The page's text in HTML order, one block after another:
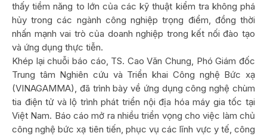
thấy tiềm năng to lớn của các kỹ thuật kiểm tra không phá
hủy trong các ngành công nghiệp trọng điểm, đồng thời
nhấn mạnh vai trò của doanh nghiệp trong kết nối đào tạo
và ứng dụng thực tiễn.
Khép lại chuỗi báo cáo, TS. Cao Văn Chung, Phó Giám đốc
Trung tâm Nghiên cứu và Triển khai Công nghệ Bức xạ
(VINAGAMMA), đã trình bày về ứng dụng công nghệ chùm
tia điện tử và lộ trình phát triển nội địa hóa máy gia tốc tại
Việt Nam. Báo cáo mở ra nhiều triển vọng cho việc làm chủ
công nghệ bức xạ tiên tiến, phục vụ các lĩnh vực y tế, công